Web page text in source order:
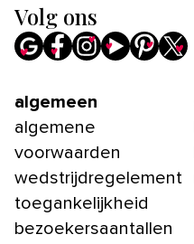
Volg ons
algemeen
algemene
voorwaarden
wedstrijdregelement
toegankelijkheid
bezoekersaantallen